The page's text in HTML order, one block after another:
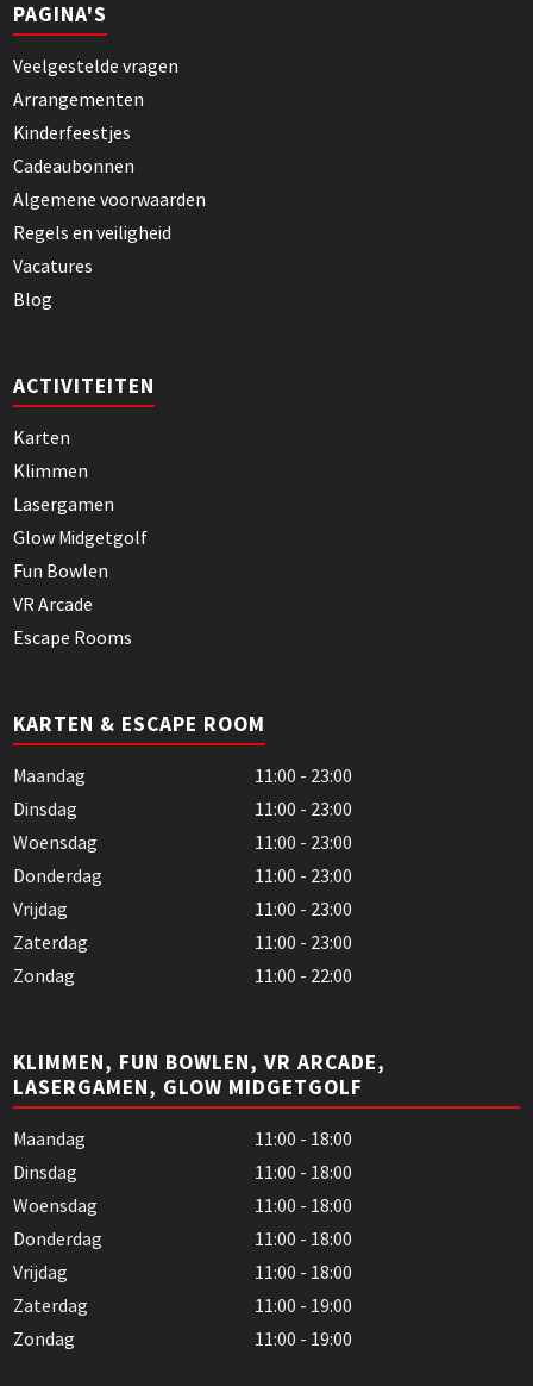
PAGINA'S
Veelgestelde vragen
Arrangementen
Kinderfeestjes
Cadeaubonnen
Algemene voorwaarden
Regels en veiligheid
Vacatures
Blog
ACTIVITEITEN
Karten
Klimmen
Lasergamen
Glow Midgetgolf
Fun Bowlen
VR Arcade
Escape Rooms
KARTEN & ESCAPE ROOM
Maandag
11:00 - 23:00
Dinsdag
11:00 - 23:00
Woensdag
11:00 - 23:00
Donderdag
11:00 - 23:00
Vrijdag
11:00 - 23:00
Zaterdag
11:00 - 23:00
Zondag
11:00 - 22:00
KLIMMEN, FUN BOWLEN, VR ARCADE,
LASERGAMEN, GLOW MIDGETGOLF
Maandag
11:00 - 18:00
Dinsdag
11:00 - 18:00
Woensdag
11:00 - 18:00
Donderdag
11:00 - 18:00
Vrijdag
11:00 - 18:00
Zaterdag
11:00 - 19:00
Zondag
11:00 - 19:00